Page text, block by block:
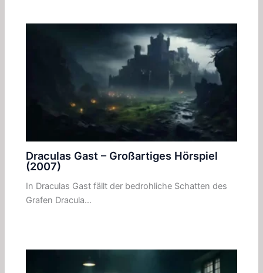
Draculas Gast – Großartiges Hörspiel
(2007)
In Draculas Gast fällt der bedrohliche Schatten des
Grafen Dracula…